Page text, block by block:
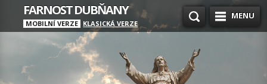
MENU
FARNOST DUBŇANY
MOBILNÍ VERZE KLASICKÁ VERZE